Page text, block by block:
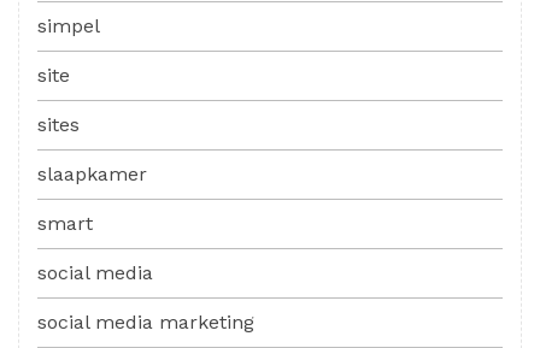
simpel
site
sites
slaapkamer
smart
social media
social media marketing